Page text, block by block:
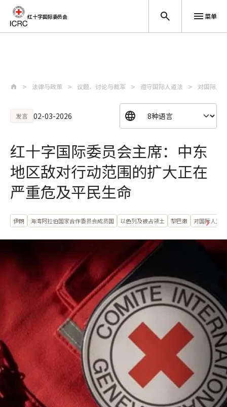
红十字国际委员会 菜单
法律与政策 议题、讨论与裁军 遵守国际人道法 对国际人
发言 02-03-2026
红十字国际委员会主席：中东
地区敌对行动范围的扩大正在
严重危及平民生命
伊朗 海湾阿拉伯国家合作委员会成员国 以色列及被占领土 黎巴嫩 对国际人道